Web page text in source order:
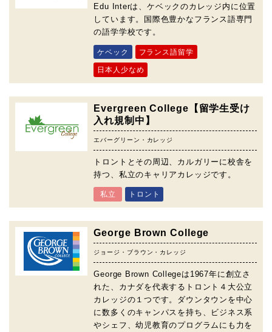
Edu Interは、ケベックのカレッジ内に位置
しています。国際色豊かなフランス語専門
の語学学校です。
ケベック フランス語留学
日本人少なめ
Evergreen College【留学生受け
入れ規制中】
エバーグリーン・カレッジ
トロントとその周辺、カルガリーに校舎を
持つ、私立のキャリアカレッジです。
私立 トロント
George Brown College
ジョージ・ブラウン・カレッジ
George Brown Collegeは1967年に創立さ
れた、カナダを代表するトロント４大公立
カレッジの１つです。ダウンタウンを中心
に数多くのキャンパスを持ち、ビジネス系
やシェフ、幼児教育のプログラムにも力を